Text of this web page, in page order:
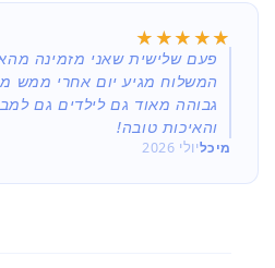
★★★★★
★★★★★
פעם שלישית שאני מזמינה
המשלוח מגיע יום אחרי ממש
גבוהה מאוד גם לילדים גם
והאיכות טובה!
מיכליולי 2026